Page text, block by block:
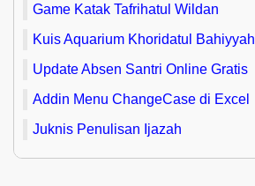
Game Katak Tafrihatul Wildan
Kuis Aquarium Khoridatul Bahiyyah
Update Absen Santri Online Gratis
Addin Menu ChangeCase di Excel
Juknis Penulisan Ijazah